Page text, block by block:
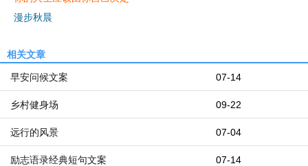
漫步秋晨
相关文章
07-14
早安问候文案
09-22
乡村健身场
07-04
远行的风景
07-14
励志语录经典短句文案